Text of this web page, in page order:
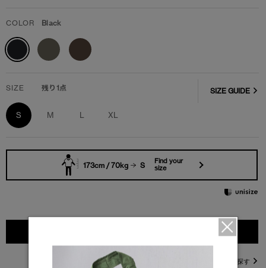
COLOR Black
SIZE 残り1点
S M L XL
SIZE GUIDE
173cm / 70kg S
Find your
size
直営店在庫を探す